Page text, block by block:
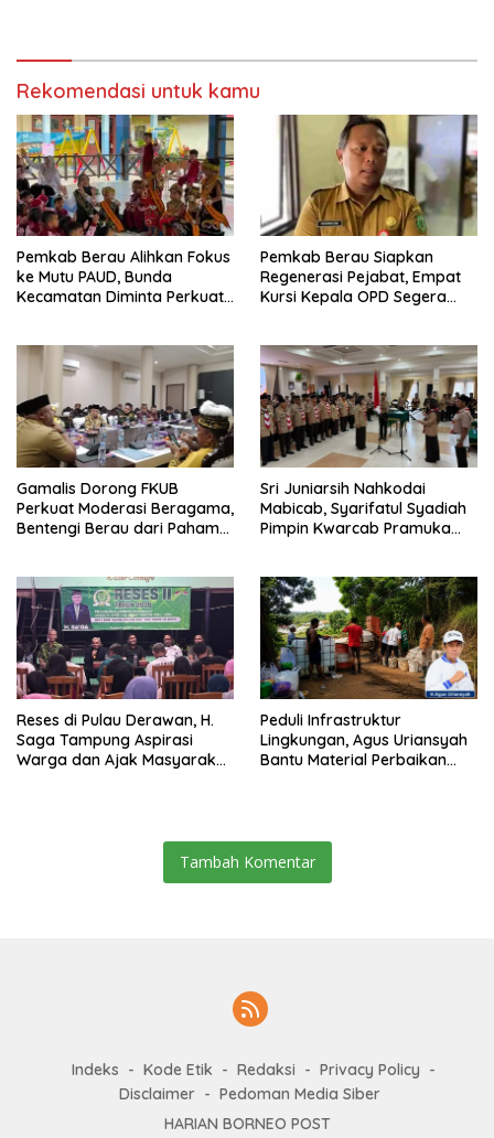
Rekomendasi untuk kamu
Pemkab Berau Alihkan Fokus
ke Mutu PAUD, Bunda
Kecamatan Diminta Perkuat
Pemkab Berau Siapkan
Regenerasi Pejabat, Empat
Kursi Kepala OPD Segera
Gamalis Dorong FKUB
Perkuat Moderasi Beragama,
Bentengi Berau dari Paham
Sri Juniarsih Nahkodai
Mabicab, Syarifatul Syadiah
Pimpin Kwarcab Pramuka
Reses di Pulau Derawan, H.
Saga Tampung Aspirasi
Warga dan Ajak Masyarakat
Peduli Infrastruktur
Lingkungan, Agus Uriansyah
Bantu Material Perbaikan
Tambah Komentar
Indeks Kode Etik Redaksi
Privacy Policy
Disclaimer
Pedoman Media Siber
HARIAN BORNEO POST